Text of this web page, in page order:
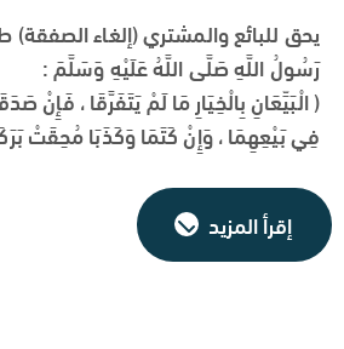
يحق للبائع والمشتري (إلغاء الصفقة)
رَسُولُ اللَّهِ صَلَّى اللَّهُ عَلَيْهِ وَسَلَّمَ :
( الْبَيِّعَانِ بِالْخِيَارِ مَا لَمْ يَتَفَرَّقَا ، فَإِنْ
فِي بَيْعِهِمَا ، وَإِنْ كَتَمَا وَكَذَبَا مُحِقَتْ
إقرأ المزيد